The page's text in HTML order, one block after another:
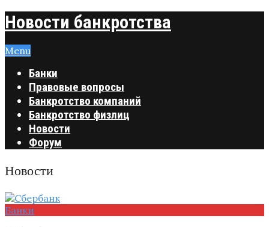
Новости банкротства
Menu
Банки
Правовые вопросы
Банкротство компаний
Банкротство физлиц
Новости
Форум
Новости
Банки